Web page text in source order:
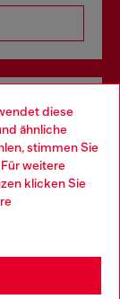
diese
ähnliche
stimmen Sie
weitere
klicken Sie
online und
but it seems